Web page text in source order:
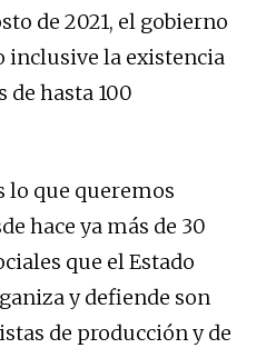
de 2021, el gobierno
inclusive la existencia
de hasta 100
lo que queremos
hace ya más de 30
que el Estado
y defiende son
de producción y de